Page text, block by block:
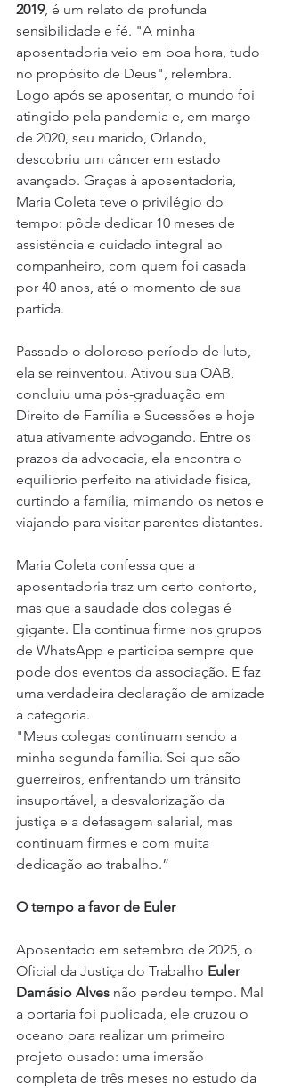
2019, é um relato de profunda
sensibilidade e fé. "A minha
aposentadoria veio em boa hora, tudo
no propósito de Deus", relembra.
Logo após se aposentar, o mundo foi
atingido pela pandemia e, em março
de 2020, seu marido, Orlando,
descobriu um câncer em estado
avançado. Graças à aposentadoria,
Maria Coleta teve o privilégio do
tempo: pôde dedicar 10 meses de
assistência e cuidado integral ao
companheiro, com quem foi casada
por 40 anos, até o momento de sua
partida.
Passado o doloroso período de luto,
ela se reinventou. Ativou sua OAB,
concluiu uma pós-graduação em
Direito de Família e Sucessões e hoje
atua ativamente advogando. Entre os
prazos da advocacia, ela encontra o
equilíbrio perfeito na atividade física,
curtindo a família, mimando os netos e
viajando para visitar parentes distantes.
Maria Coleta confessa que a
aposentadoria traz um certo conforto,
mas que a saudade dos colegas é
gigante. Ela continua firme nos grupos
de WhatsApp e participa sempre que
pode dos eventos da associação. E faz
uma verdadeira declaração de amizade
à categoria.
"Meus colegas continuam sendo a
minha segunda família. Sei que são
guerreiros, enfrentando um trânsito
insuportável, a desvalorização da
justiça e a defasagem salarial, mas
continuam firmes e com muita
dedicação ao trabalho.”
O tempo a favor de Euler
Aposentado em setembro de 2025, o
Oficial da Justiça do Trabalho Euler
Damásio Alves não perdeu tempo. Mal
a portaria foi publicada, ele cruzou o
oceano para realizar um primeiro
projeto ousado: uma imersão
completa de três meses no estudo da